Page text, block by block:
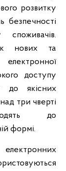
розвитку
безпечності
нових та
доступу
до якісних
три чверті
до
формі.